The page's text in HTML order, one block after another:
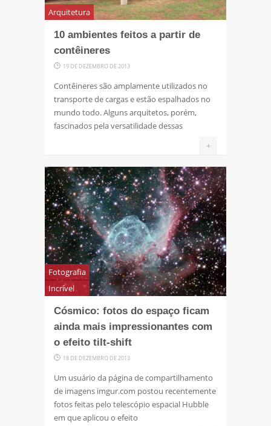
Arquitetura
10 ambientes feitos a partir de
contêineres
19 DE DEZEMBRO DE 2013
Contêineres são amplamente utilizados no
transporte de cargas e estão espalhados no
mundo todo. Alguns arquitetos, porém,
fascinados pela versatilidade dessas
+
Fotografia
Incrível
Cósmico: fotos do espaço ficam
ainda mais impressionantes com
o efeito tilt-shift
18 DE DEZEMBRO DE 2013
Um usuário da página de compartilhamento
de imagens imgur.com postou recentemente
fotos feitas pelo telescópio espacial Hubble
em que aplicou o efeito